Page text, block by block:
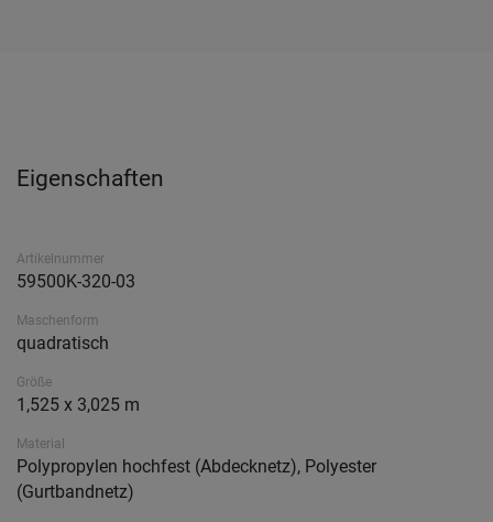
Eigenschaften
Artikelnummer
59500K-320-03
Maschenform
quadratisch
Größe
1,525 x 3,025 m
Material
Polypropylen hochfest (Abdecknetz), Polyester
(Gurtbandnetz)